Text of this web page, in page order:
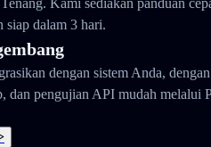
Kami sediakan panduan
siap dalam 3 hari.
dengan sistem Anda,
dan pengujian API mudah melalui